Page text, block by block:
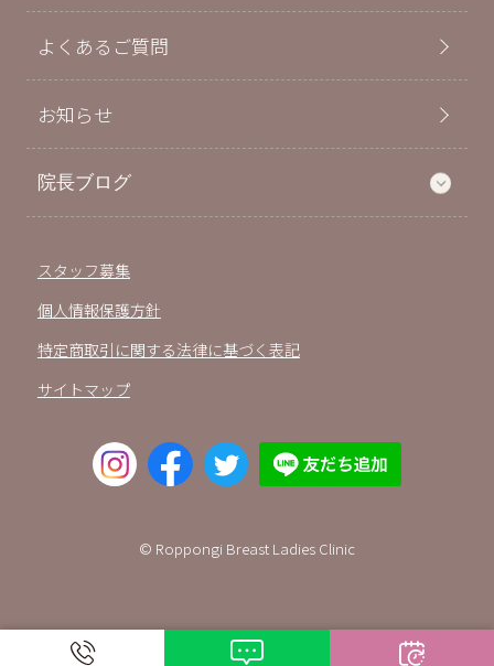
よくあるご質問
お知らせ
院長ブログ
スタッフ募集
個人情報保護方針
特定商取引に関する法律に基づく表記
サイトマップ
© Roppongi Breast Ladies Clinic